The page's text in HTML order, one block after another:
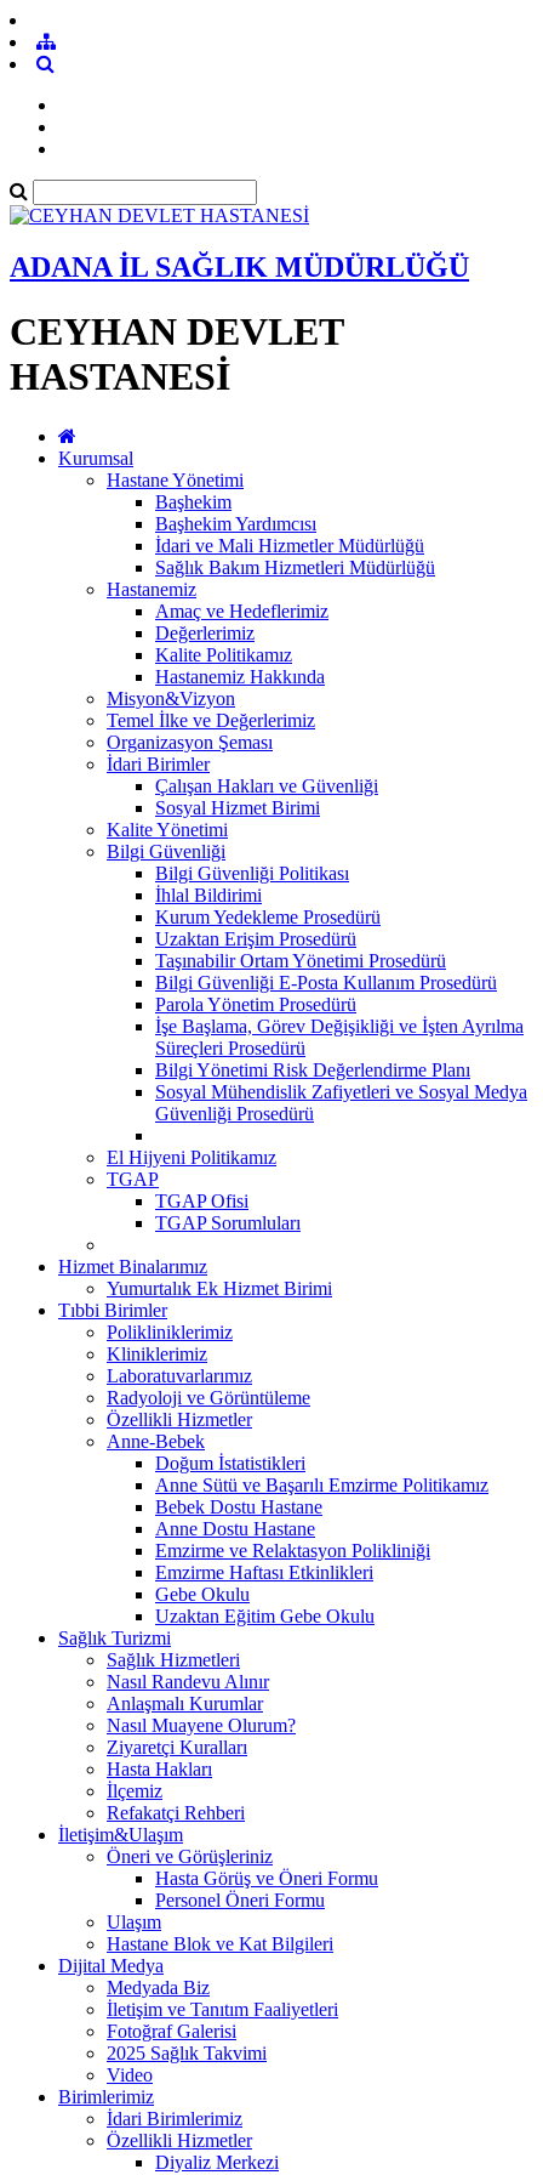
ADANA İL SAĞLIK MÜDÜRLÜĞÜ
CEYHAN DEVLET
HASTANESİ
Kurumsal
Hastane Yönetimi
Başhekim
Başhekim Yardımcısı
İdari ve Mali Hizmetler Müdürlüğü
Sağlık Bakım Hizmetleri Müdürlüğü
Hastanemiz
Amaç ve Hedeflerimiz
Değerlerimiz
Kalite Politikamız
Hastanemiz Hakkında
Misyon&Vizyon
Temel İlke ve Değerlerimiz
Organizasyon Şeması
İdari Birimler
Çalışan Hakları ve Güvenliği
Sosyal Hizmet Birimi
Kalite Yönetimi
Bilgi Güvenliği
Bilgi Güvenliği Politikası
İhlal Bildirimi
Kurum Yedekleme Prosedürü
Uzaktan Erişim Prosedürü
Taşınabilir Ortam Yönetimi Prosedürü
Bilgi Güvenliği E-Posta Kullanım Prosedürü
Parola Yönetim Prosedürü
İşe Başlama, Görev Değişikliği ve İşten Ayrılma
Süreçleri Prosedürü
Bilgi Yönetimi Risk Değerlendirme Planı
Sosyal Mühendislik Zafiyetleri ve Sosyal Medya
Güvenliği Prosedürü
El Hijyeni Politikamız
TGAP
TGAP Ofisi
TGAP Sorumluları
Hizmet Binalarımız
Yumurtalık Ek Hizmet Birimi
Tıbbi Birimler
Polikliniklerimiz
Kliniklerimiz
Laboratuvarlarımız
Radyoloji ve Görüntüleme
Özellikli Hizmetler
Anne-Bebek
Doğum İstatistikleri
Anne Sütü ve Başarılı Emzirme Politikamız
Bebek Dostu Hastane
Anne Dostu Hastane
Emzirme ve Relaktasyon Polikliniği
Emzirme Haftası Etkinlikleri
Gebe Okulu
Uzaktan Eğitim Gebe Okulu
Sağlık Turizmi
Sağlık Hizmetleri
Nasıl Randevu Alınır
Anlaşmalı Kurumlar
Nasıl Muayene Olurum?
Ziyaretçi Kuralları
Hasta Hakları
İlçemiz
Refakatçi Rehberi
İletişim&Ulaşım
Öneri ve Görüşleriniz
Hasta Görüş ve Öneri Formu
Personel Öneri Formu
Ulaşım
Hastane Blok ve Kat Bilgileri
Dijital Medya
Medyada Biz
İletişim ve Tanıtım Faaliyetleri
Fotoğraf Galerisi
2025 Sağlık Takvimi
Video
Birimlerimiz
İdari Birimlerimiz
Özellikli Hizmetler
Diyaliz Merkezi